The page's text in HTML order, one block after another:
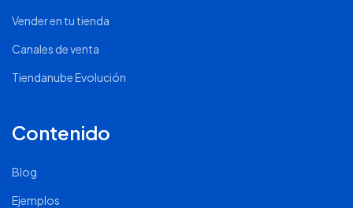
Vender en tu tienda
Canales de venta
Tiendanube Evolución
Contenido
Blog
Ejemplos